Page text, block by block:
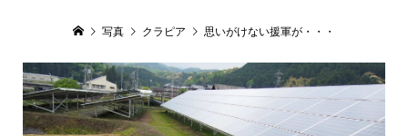
写真 クラピア 思いがけない援軍が・・・